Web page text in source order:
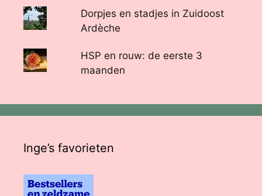
Dorpjes en stadjes in Zuidoost
Ardèche
HSP en rouw: de eerste 3
maanden
Inge’s favorieten